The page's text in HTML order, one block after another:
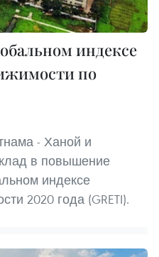
индексе
по
- Ханой и
в повышение
индексе
2020 года (GRETI).